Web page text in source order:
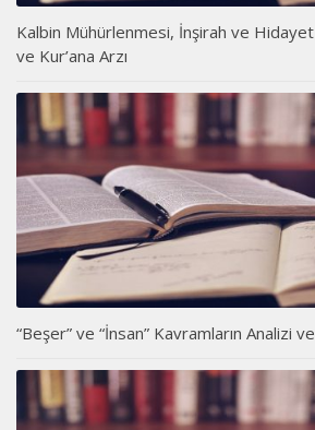
Kalbin Mühürlenmesi, İnşirah ve Hidayet
ve Kur’ana Arzı
“Beşer” ve “İnsan” Kavramların Analizi